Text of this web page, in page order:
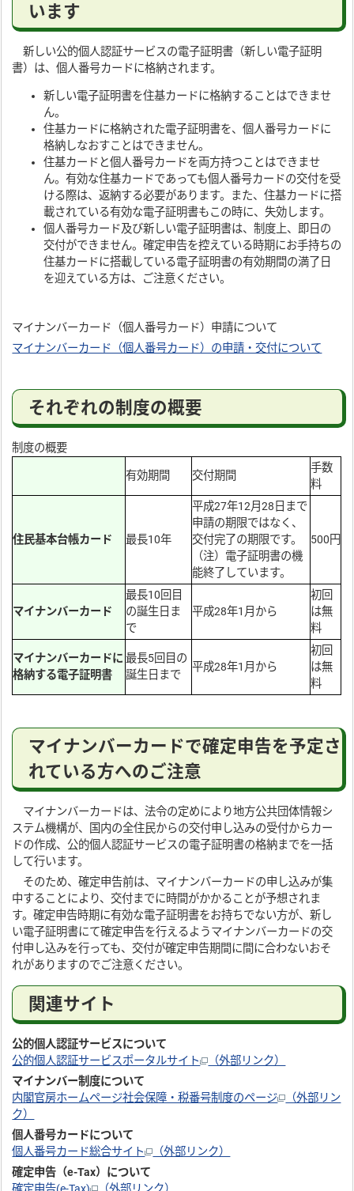
います
新しい公的個人認証サービスの電子証明書（新しい電子証明
書）は、個人番号カードに格納されます。
新しい電子証明書を住基カードに格納することはできませ
ん。
住基カードに格納された電子証明書を、個人番号カードに
格納しなおすことはできません。
住基カードと個人番号カードを両方持つことはできませ
ん。有効な住基カードであっても個人番号カードの交付を受
ける際は、返納する必要があります。また、住基カードに搭
載されている有効な電子証明書もこの時に、失効します。
個人番号カード及び新しい電子証明書は、制度上、即日の
交付ができません。確定申告を控えている時期にお手持ちの
住基カードに搭載している電子証明書の有効期間の満了日
を迎えている方は、ご注意ください。
マイナンバーカード（個人番号カード）申請について
マイナンバーカード（個人番号カード）の申請・交付について
それぞれの制度の概要
制度の概要
有効期間 交付期間
手数
料
住民基本台帳カード 最長10年
平成27年12月28日まで
申請の期限ではなく、
交付完了の期限です。
（注）電子証明書の機
能終了しています。
500円
マイナンバーカード
最長10回目
の誕生日ま
で
平成28年1月から
初回
は無
料
マイナンバーカードに
格納する電子証明書
最長5回目の
誕生日まで
平成28年1月から
初回
は無
料
マイナンバーカードで確定申告を予定さ
れている方へのご注意
マイナンバーカードは、法令の定めにより地方公共団体情報シ
ステム機構が、国内の全住民からの交付申し込みの受付からカー
ドの作成、公的個人認証サービスの電子証明書の格納までを一括
して行います。
そのため、確定申告前は、マイナンバーカードの申し込みが集
中することにより、交付までに時間がかかることが予想されま
す。確定申告時期に有効な電子証明書をお持ちでない方が、新し
い電子証明書にて確定申告を行えるようマイナンバーカードの交
付申し込みを行っても、交付が確定申告期間に間に合わないおそ
れがありますのでご注意ください。
関連サイト
公的個人認証サービスについて
公的個人認証サービスポータルサイト
（外部リンク）
マイナンバー制度について
内閣官房ホームページ社会保障・税番号制度のページ
（外部リン
ク）
個人番号カードについて
個人番号カード総合サイト
（外部リンク）
確定申告（e-Tax）について